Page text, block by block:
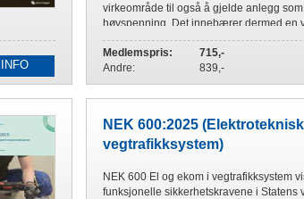
INFO
virkeområde til også å gjelde anlegg
høyspenning. Det innebærer dermed en
av virkeområdet...
Medlemspris:
715,-
Andre:
839,-
NEK 600:2025
vegtrafikksystem)
NEK 600 El og ekom i vegtrafikksystem
funksjonelle sikkerhetskravene i Statens